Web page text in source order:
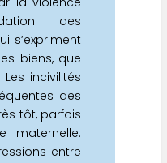
des
s’expriment
biens, que
incivilités
des
tôt, parfois
maternelle.
entre